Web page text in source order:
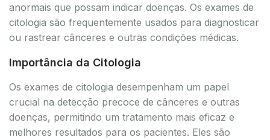
anormais que possam indicar doenças. Os exames de
citologia são frequentemente usados para diagnosticar
ou rastrear cânceres e outras condições médicas.
Importância da Citologia
Os exames de citologia desempenham um papel
crucial na detecção precoce de cânceres e outras
doenças, permitindo um tratamento mais eficaz e
melhores resultados para os pacientes. Eles são